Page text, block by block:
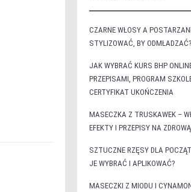
CZARNE WŁOSY A
STYLIZOWAĆ, BY ODMŁADZAĆ?
JAK WYBRAĆ KURS BHP
PRZEPISAMI, PROGRAM
CERTYFIKAT UKOŃCZENIA
MASECZKA Z TRUSKAWEK –
EFEKTY I PRZEPISY NA
SZTUCZNE RZĘSY DLA
JE WYBRAĆ I APLIKOWAĆ?
MASECZKI Z MIODU I